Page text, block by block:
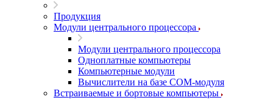
Продукция
Модули центрального процессора
Модули центрального процессора
Одноплатные компьютеры
Компьютерные модули
Вычислители на базе COM-модуля
Встраиваемые и бортовые компьютеры